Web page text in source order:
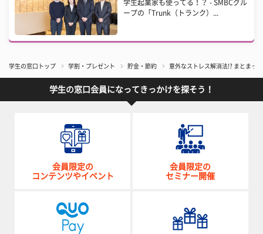
学生起業家も使ってる！？ - SMBCグル
ープの「Trunk（トランク）...
学生の窓口トップ 学割・プレゼント 貯金・節約 意外なストレス解消法!? まとまっ
学生の窓口会員になってきっかけを探そう！
会員限定の
コンテンツやイベント
会員限定の
セミナー開催